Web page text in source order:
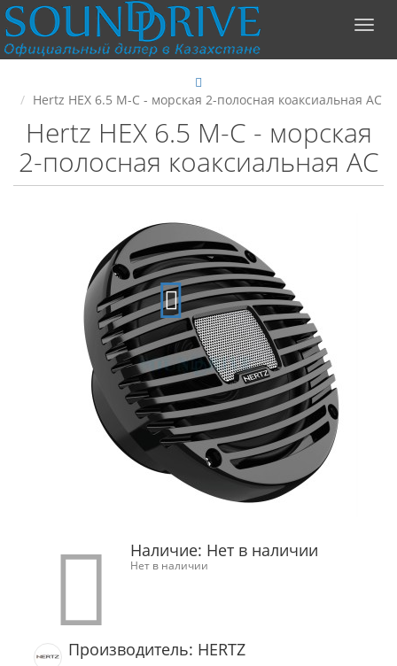
Hertz HEX 6.5 M-C - морская 2-полосная коаксиальная АС
Hertz HEX 6.5 M-C - морская
2-полосная коаксиальная АС
Наличие: Нет в наличии
Нет в наличии
Производитель: HERTZ